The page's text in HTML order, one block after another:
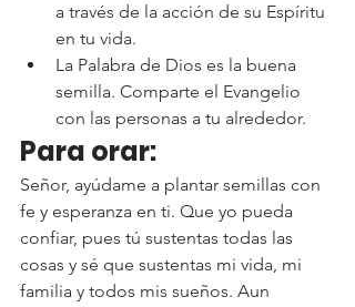
a través de la acción de su Espíritu
en tu vida.
La Palabra de Dios es la buena
semilla. Comparte el Evangelio
con las personas a tu alrededor.
Para orar:
Señor, ayúdame a plantar semillas con
fe y esperanza en ti. Que yo pueda
confiar, pues tú sustentas todas las
cosas y sé que sustentas mi vida, mi
familia y todos mis sueños. Aun